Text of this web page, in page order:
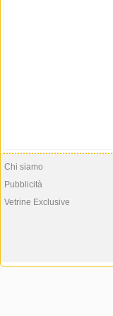
Chi siamo
Pubblicità
Vetrine Exclusive